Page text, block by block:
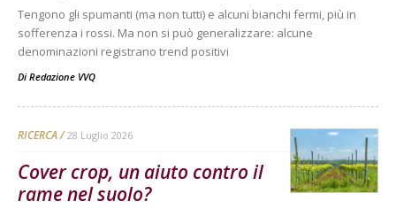
Tengono gli spumanti (ma non tutti) e alcuni bianchi fermi, più in
sofferenza i rossi. Ma non si può generalizzare: alcune
denominazioni registrano trend positivi
Di Redazione VVQ
RICERCA 28 Luglio 2026
Cover crop, un aiuto contro il
rame nel suolo?